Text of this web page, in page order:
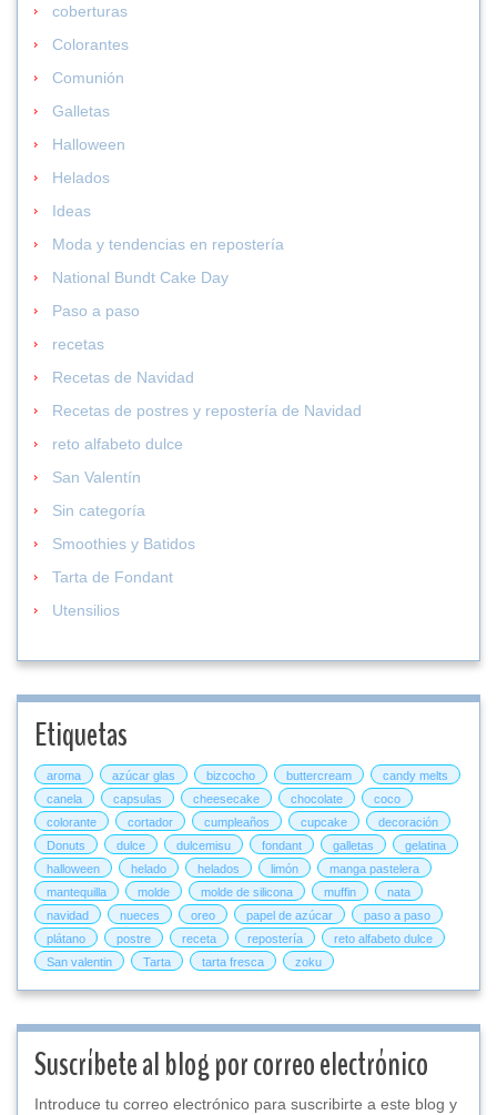
coberturas
Colorantes
Comunión
Galletas
Halloween
Helados
Ideas
Moda y tendencias en repostería
National Bundt Cake Day
Paso a paso
recetas
Recetas de Navidad
Recetas de postres y repostería de Navidad
reto alfabeto dulce
San Valentín
Sin categoría
Smoothies y Batidos
Tarta de Fondant
Utensilios
Etiquetas
aroma azúcar glas bizcocho buttercream
candy melts
canela
capsulas cheesecake chocolate
coco
colorante
cortador cumpleaños cupcake
decoración
Donuts
dulce dulcemisu fondant galletas
gelatina
halloween
helado helados limón
manga pastelera
mantequilla
molde molde de silicona muffin
nata
navidad
nueces oreo papel de azúcar
paso a paso
plátano
postre receta repostería
reto alfabeto dulce
San valentin
Tarta tarta fresca zoku
Suscríbete al blog por correo electrónico
Introduce tu correo electrónico para suscribirte a este blog y